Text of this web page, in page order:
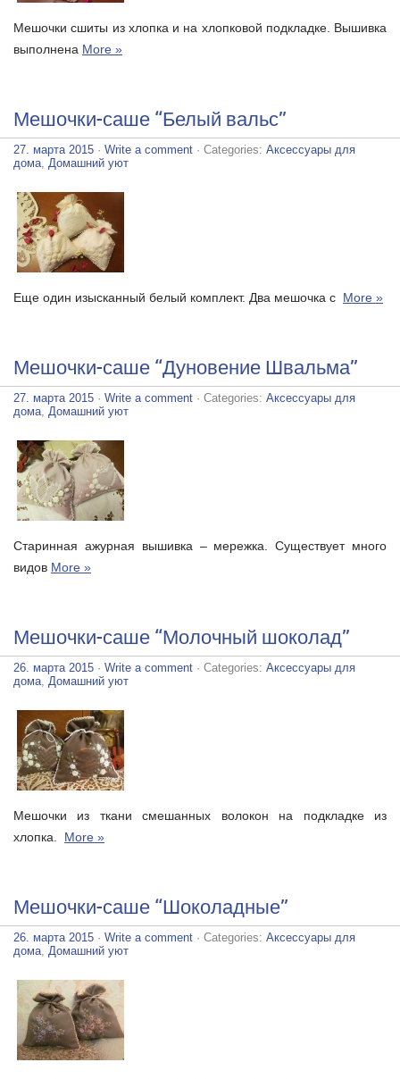
Мешочки сшиты из хлопка и на хлопковой подкладке. Вышивка
выполнена More »
Мешочки-саше “Белый вальс”
27. марта 2015 · Write a comment · Categories: Аксессуары для
дома Домашний уют
Еще один изысканный белый комплект. Два мешочка с More »
Мешочки-саше “Дуновение Швальма”
27. марта 2015 · Write a comment · Categories: Аксессуары для
дома Домашний уют
Старинная ажурная вышивка – мережка. Существует много
видов More »
Мешочки-саше “Молочный шоколад”
26. марта 2015 · Write a comment · Categories: Аксессуары для
дома Домашний уют
Мешочки из ткани смешанных волокон на подкладке из
хлопка. More »
Мешочки-саше “Шоколадные”
26. марта 2015 · Write a comment · Categories: Аксессуары для
дома Домашний уют